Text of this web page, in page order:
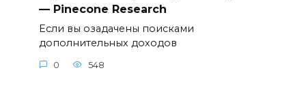
— Pinecone Research
Если вы озадачены поисками
дополнительных доходов
0 548